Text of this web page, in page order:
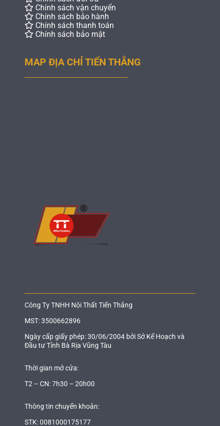
Chính sách vận chuyển
Chính sách bảo hành
Chính sách thanh toán
Chính sách bảo mật
MAP ĐỊA CHỈ TIẾN THẮNG
Công Ty TNHH Nội Thất Tiến Thắng
MST: 3500662896
Ngày cấp giấy phép: 30/06/2004 bởi Sở Kế Hoạch và
Đầu tư Tỉnh Bà Rịa Vũng Tàu
Thời gian mở cửa:
T2 – CN: 7h30 – 20h00
Thông tin chuyển khoản:
STK: 0081000175177